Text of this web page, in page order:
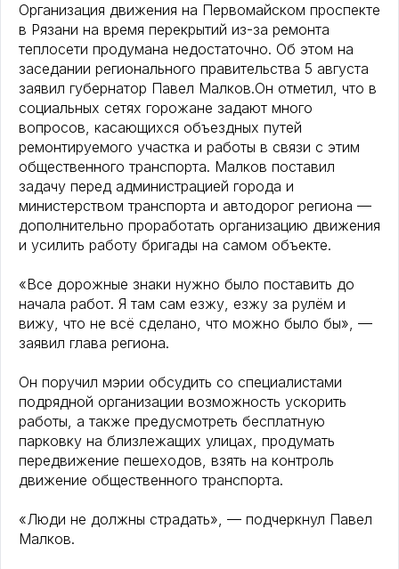
Организация движения на Первомайском проспекте
в Рязани на время перекрытий из-за ремонта
теплосети продумана недостаточно. Об этом на
заседании регионального правительства 5 августа
заявил губернатор Павел Малков.Он отметил, что в
социальных сетях горожане задают много
вопросов, касающихся объездных путей
ремонтируемого участка и работы в связи с этим
общественного транспорта. Малков поставил
задачу перед администрацией города и
министерством транспорта и автодорог региона —
дополнительно проработать организацию движения
и усилить работу бригады на самом объекте.
«Все дорожные знаки нужно было поставить до
начала работ. Я там сам езжу, езжу за рулём и
вижу, что не всё сделано, что можно было бы», —
заявил глава региона.
Он поручил мэрии обсудить со специалистами
подрядной организации возможность ускорить
работы, а также предусмотреть бесплатную
парковку на близлежащих улицах, продумать
передвижение пешеходов, взять на контроль
движение общественного транспорта.
«Люди не должны страдать», — подчеркнул Павел
Малков.